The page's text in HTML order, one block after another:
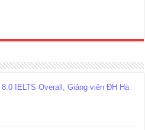
IELTS Overall, Giảng viên ĐH Hà